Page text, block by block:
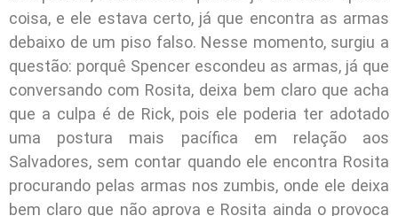
coisa, e ele estava certo, já que encontra as armas
debaixo de um piso falso. Nesse momento, surgiu a
questão: porquê Spencer escondeu as armas, já que
conversando com Rosita, deixa bem claro que acha
que a culpa é de Rick, pois ele poderia ter adotado
uma postura mais pacífica em relação aos
Salvadores, sem contar quando ele encontra Rosita
procurando pelas armas nos zumbis, onde ele deixa
bem claro que não aprova e Rosita ainda o provoca